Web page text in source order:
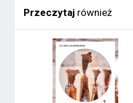
Przeczytaj również